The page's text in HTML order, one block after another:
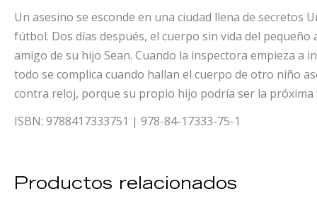
Un asesino se esconde en una ciudad llena de secretos
fútbol. Dos días después, el cuerpo sin vida del
amigo de su hijo Sean. Cuando la inspectora empieza
todo se complica cuando hallan el cuerpo de otro niño
contra reloj, porque su propio hijo podría ser la
ISBN: 9788417333751 | 978-84-17333-75-1
Productos relacionados